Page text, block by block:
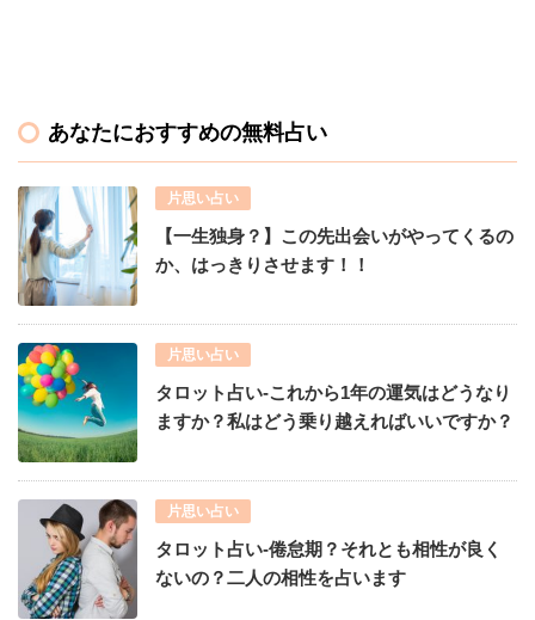
あなたにおすすめの無料占い
片思い占い
【一生独身？】この先出会いがやってくるの
か、はっきりさせます！！
片思い占い
タロット占い-これから1年の運気はどうなり
ますか？私はどう乗り越えればいいですか？
片思い占い
タロット占い-倦怠期？それとも相性が良く
ないの？二人の相性を占います